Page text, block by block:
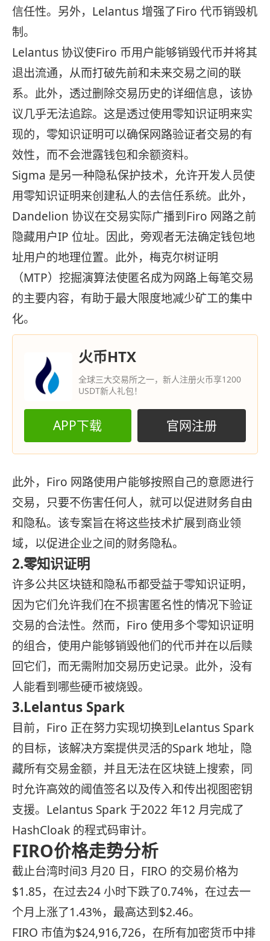
信任性。另外，Lelantus 增强了Firo 代币销毁机
制。
Lelantus 协议使Firo 币用户能够销毁代币并将其
退出流通，从而打破先前和未来交易之间的联
系。此外，透过删除交易历史的详细信息，该协
议几乎无法追踪。这是透过使用零知识证明来实
现的，零知识证明可以确保网路验证者交易的有
效性，而不会泄露钱包和余额资料。
Sigma 是另一种隐私保护技术，允许开发人员使
用零知识证明来创建私人的去信任系统。此外，
Dandelion 协议在交易实际广播到Firo 网路之前
隐藏用户IP 位址。因此，旁观者无法确定钱包地
址用户的地理位置。此外，梅克尔树证明
（MTP）挖掘演算法使匿名成为网路上每笔交易
的主要内容，有助于最大限度地减少矿工的集中
化。
火币HTX
全球三大交易所之一，新人注册火币享1200
USDT新人礼包！
APP下载 官网注册
此外，Firo 网路使用户能够按照自己的意愿进行
交易，只要不伤害任何人，就可以促进财务自由
和隐私。该专案旨在将这些技术扩展到商业领
域，以促进企业之间的财务隐私。
2.零知识证明
许多公共区块链和隐私币都受益于零知识证明，
因为它们允许我们在不损害匿名性的情况下验证
交易的合法性。然而，Firo 使用多个零知识证明
的组合，使用户能够销毁他们的代币并在以后赎
回它们，而无需附加交易历史记录。此外，没有
人能看到哪些硬币被烧毁。
3.Lelantus Spark
目前，Firo 正在努力实现切换到Lelantus Spark
的目标，该解决方案提供灵活的Spark 地址，隐
藏所有交易金额，并且无法在区块链上搜索，同
时允许高效的阈值签名以及传入和传出视图密钥
支援。Lelantus Spark 于2022 年12 月完成了
HashCloak 的程式码审计。
FIRO价格走势分析
截止台湾时间3 月20 日，FIRO 的交易价格为
$1.85，在过去24 小时下跌了0.74%，在过去一
个月上涨了1.43%，最高达到$2.46。
FIRO 市值为$24,916,726，在所有加密货币中排